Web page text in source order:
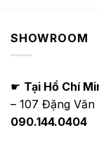
SHOWROOM
☛ Tại Hồ Chí
– 107 Đặng
090.144.0404